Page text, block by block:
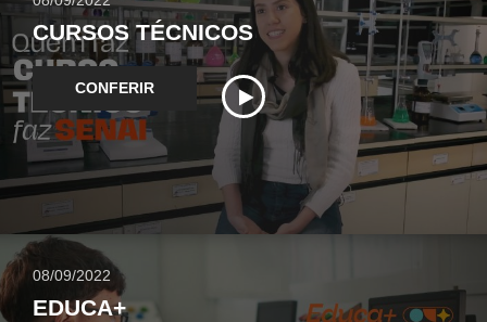
CURSOS TÉCNICOS
CONFERIR
08/09/2022
EDUCA+